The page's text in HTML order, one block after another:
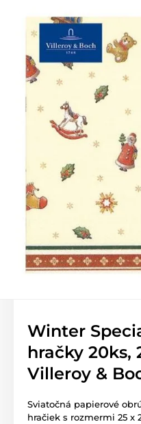
Winter
hračky 20ks,
Villeroy &
Sviatočná papierové
hračiek s rozmermi 25 x